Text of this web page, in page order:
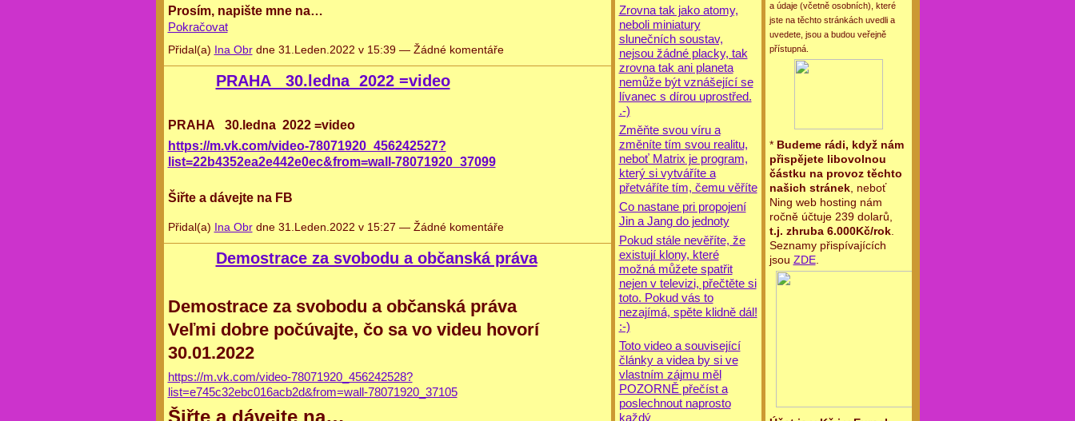
Prosím, napište mne na…
Pokračovat
Přidal(a) Ina Obrdne 31.Leden.2022 v 15:39 — Žádné komentáře
PRAHA 30.ledna 2022 =video
PRAHA 30.ledna 2022 =video
https://m.vk.com/video-78071920_456242527?
list=22b4352ea2e442e0ec&from=wall-78071920_37099
Šiřte a dávejte na FB
Přidal(a) Ina Obrdne 31.Leden.2022 v 15:27 — Žádné komentáře
Demostrace za svobodu a občanská práva
Demostrace za svobodu a občanská práva
Veľmi dobre počúvajte, čo sa vo videu hovorí
30.01.2022
https://m.vk.com/video-78071920_456242528?
list=e745c32ebc016acb2d&from=wall-78071920_37105
Šiřte a dávejte na…
Zrovna tak jako atomy,
neboli miniatury
slunečních soustav,
nejsou žádné placky, tak
zrovna tak ani planeta
nemůže být vznášející se
lívanec s dírou uprostřed.
.-)
Změňte svou víru a
změníte tím svou realitu,
neboť Matrix je program,
který si vytváříte a
přetváříte tím, čemu věříte
Co nastane pri propojení
Jin a Jang do jednoty
Pokud stále nevěříte, že
existují klony, které
možná můžete spatřit
nejen v televizi, přečtěte si
toto. Pokud vás to
nezajímá, spěte klidně dál!
:-)
Toto video a související
články a videa by si ve
vlastním zájmu měl
POZORNĚ přečíst a
poslechnout naprosto
každý
a údaje (včetně osobních), které
jste na těchto stránkách uvedli a
uvedete, jsou a budou veřejně
přístupná.
* Budeme rádi, když nám
přispějete libovolnou
částku na provoz těchto
našich stránek, neboť
Ning web hosting nám
ročně účtuje 239 dolarů,
t.j. zhruba 6.000Kč/rok.
Seznamy přispívajících
jsou ZDE.